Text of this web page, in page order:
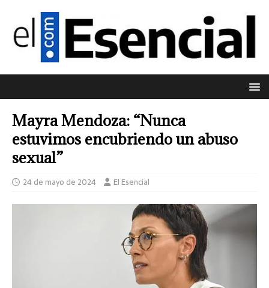
Mayra Mendoza: “Nunca
estuvimos encubriendo un abuso
sexual”
24 de mayo de 2024 El Esencial